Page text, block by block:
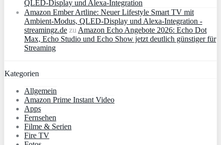
QLED‑Display und Alexa‑Integration
Amazon Ember Artline: Neuer Lifestyle Smart TV mit
Ambient‑Modus, QLED‑Display und Alexa‑Integration -
streamingz.de zu Amazon Echo Angebote 2026: Echo Dot
Max, Echo Studio und Echo Show jetzt deutlich günstiger für
Streaming
Kategorien
Allgemein
Amazon Prime Instant Video
Apps
Fernsehen
Filme & Serien
Fire TV